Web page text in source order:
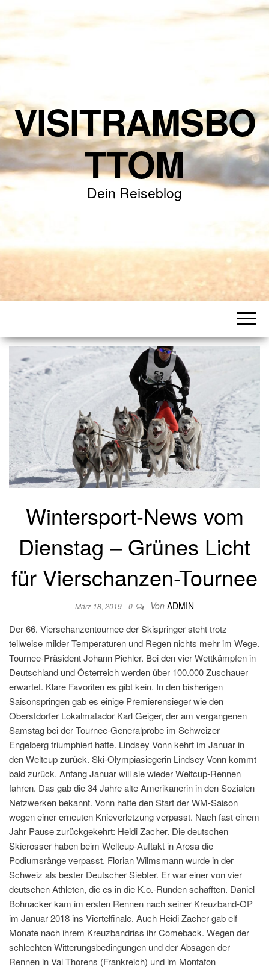
VISITRAMSBO
TTOM
Dein Reiseblog
Wintersport-News vom
Dienstag – Grünes Licht
für Vierschanzen-Tournee
März 18, 2019 0 Von ADMIN
Der 66. Vierschanzentournee der Skispringer steht trotz
teilweise milder Temperaturen und Regen nichts mehr im Wege.
Tournee-Präsident Johann Pichler. Bei den vier Wettkämpfen in
Deutschland und Österreich werden über 100.000 Zuschauer
erwartet. Klare Favoriten es gibt kein. In den bisherigen
Saisonspringen gab es einige Premierensieger wie den
Oberstdorfer Lokalmatador Karl Geiger, der am vergangenen
Samstag bei der Tournee-Generalprobe im Schweizer
Engelberg triumphiert hatte. Lindsey Vonn kehrt im Januar in
den Weltcup zurück. Ski-Olympiasiegerin Lindsey Vonn kommt
bald zurück. Anfang Januar will sie wieder Weltcup-Rennen
fahren. Das gab die 34 Jahre alte Amerikanerin in den Sozialen
Netzwerken bekannt. Vonn hatte den Start der WM-Saison
wegen einer erneuten Knieverletzung verpasst. Nach fast einem
Jahr Pause zurückgekehrt: Heidi Zacher. Die deutschen
Skicrosser haben beim Weltcup-Auftakt in Arosa die
Podiumsränge verpasst. Florian Wilmsmann wurde in der
Schweiz als bester Deutscher Siebter. Er war einer von vier
deutschen Athleten, die es in die K.o.-Runden schafften. Daniel
Bohnacker kam im ersten Rennen nach seiner Kreuzband-OP
im Januar 2018 ins Viertelfinale. Auch Heidi Zacher gab elf
Monate nach ihrem Kreuzbandriss ihr Comeback. Wegen der
schlechten Witterungsbedingungen und der Absagen der
Rennen in Val Thorens (Frankreich) und im Montafon